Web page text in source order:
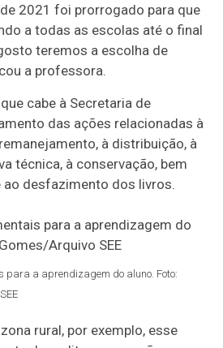
2021 foi prorrogado para que
a todas as escolas até o final
teremos a escolha de
a professora.
cabe à Secretaria de
das ações relacionadas à
à distribuição, à
técnica, à conservação, bem
ao desfazimento dos livros.
para a aprendizagem do aluno. Foto:
rural, por exemplo, esse